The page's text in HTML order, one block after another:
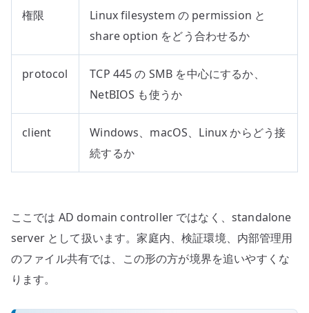
権限
Linux filesystem の permission と
share option をどう合わせるか
protocol
TCP 445 の SMB を中心にするか、
NetBIOS も使うか
client
Windows、macOS、Linux からどう接
続するか
ここでは AD domain controller ではなく、standalone
server として扱います。家庭内、検証環境、内部管理用
のファイル共有では、この形の方が境界を追いやすくな
ります。